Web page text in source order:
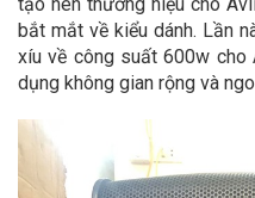
bắt mắt về kiểu dánh. Lần
xíu về công suất 600w
dụng không gian rộng và